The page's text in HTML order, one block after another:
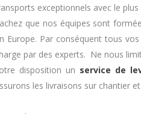
exceptionnels avec le
que nos équipes sont
Europe. Par conséquent tous
par des experts. Ne nous
disposition un service de
les livraisons sur chantier